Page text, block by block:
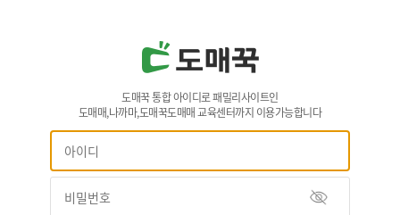
도매꾹 통합 아이디로 패밀리사이트인
도매매,나까마,도매꾹도매매 교육센터까지 이용가능합니다